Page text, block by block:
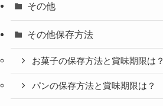
その他
その他保存方法
お菓子の保存方法と賞味期限は？
パンの保存方法と賞味期限は？